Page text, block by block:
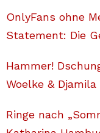
OnlyFans ohne
Statement: Die
Hammer!
Woelke &
Ringe nach